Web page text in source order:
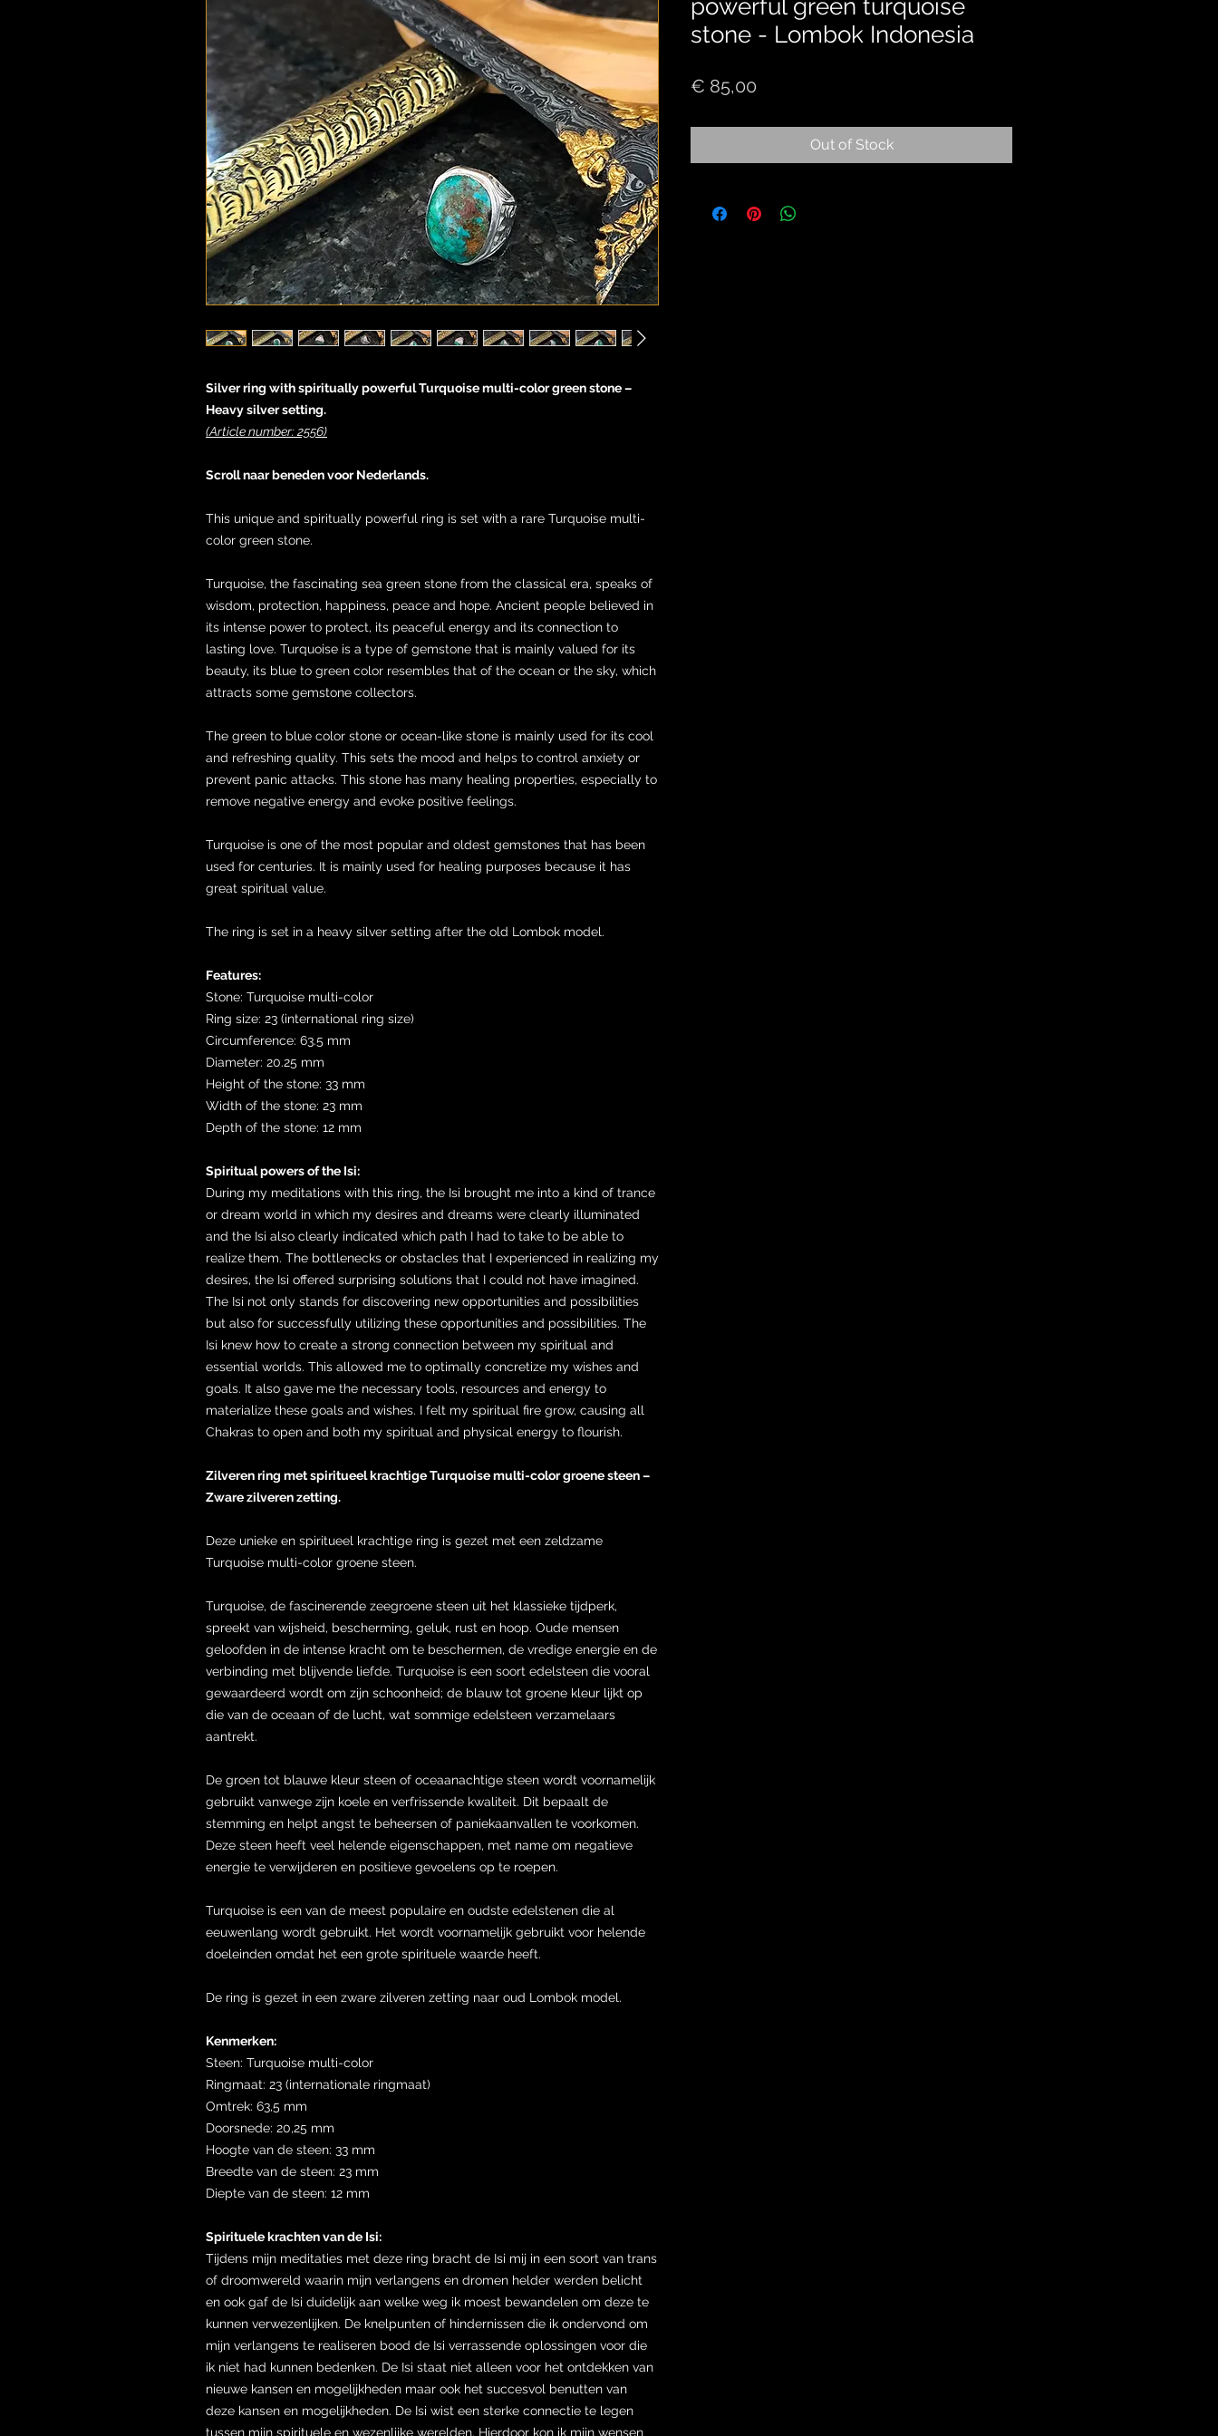
Silver ring with spiritually powerful Turquoise multi-color green stone –
Heavy silver setting.
(Article number: 2556)
Scroll naar beneden voor Nederlands.
This unique and spiritually powerful ring is set with a rare Turquoise multi-
color green stone.
Turquoise, the fascinating sea green stone from the classical era, speaks of
wisdom, protection, happiness, peace and hope. Ancient people believed in
its intense power to protect, its peaceful energy and its connection to
lasting love. Turquoise is a type of gemstone that is mainly valued for its
beauty, its blue to green color resembles that of the ocean or the sky, which
attracts some gemstone collectors.
The green to blue color stone or ocean-like stone is mainly used for its cool
and refreshing quality. This sets the mood and helps to control anxiety or
prevent panic attacks. This stone has many healing properties, especially to
remove negative energy and evoke positive feelings.
Turquoise is one of the most popular and oldest gemstones that has been
used for centuries. It is mainly used for healing purposes because it has
great spiritual value.
The ring is set in a heavy silver setting after the old Lombok model.
Features:
Stone: Turquoise multi-color
Ring size: 23 (international ring size)
Circumference: 63.5 mm
Diameter: 20.25 mm
Height of the stone: 33 mm
Width of the stone: 23 mm
Depth of the stone: 12 mm
Spiritual powers of the Isi:
During my meditations with this ring, the Isi brought me into a kind of trance
or dream world in which my desires and dreams were clearly illuminated
and the Isi also clearly indicated which path I had to take to be able to
realize them. The bottlenecks or obstacles that I experienced in realizing my
desires, the Isi offered surprising solutions that I could not have imagined.
The Isi not only stands for discovering new opportunities and possibilities
but also for successfully utilizing these opportunities and possibilities. The
Isi knew how to create a strong connection between my spiritual and
essential worlds. This allowed me to optimally concretize my wishes and
goals. It also gave me the necessary tools, resources and energy to
materialize these goals and wishes. I felt my spiritual fire grow, causing all
Chakras to open and both my spiritual and physical energy to flourish.
Zilveren ring met spiritueel krachtige Turquoise multi-color groene steen –
Zware zilveren zetting.
Deze unieke en spiritueel krachtige ring is gezet met een zeldzame
Turquoise multi-color groene steen.
Turquoise, de fascinerende zeegroene steen uit het klassieke tijdperk,
spreekt van wijsheid, bescherming, geluk, rust en hoop. Oude mensen
geloofden in de intense kracht om te beschermen, de vredige energie en de
verbinding met blijvende liefde. Turquoise is een soort edelsteen die vooral
gewaardeerd wordt om zijn schoonheid; de blauw tot groene kleur lijkt op
die van de oceaan of de lucht, wat sommige edelsteen verzamelaars
aantrekt.
De groen tot blauwe kleur steen of oceaanachtige steen wordt voornamelijk
gebruikt vanwege zijn koele en verfrissende kwaliteit. Dit bepaalt de
stemming en helpt angst te beheersen of paniekaanvallen te voorkomen.
Deze steen heeft veel helende eigenschappen, met name om negatieve
energie te verwijderen en positieve gevoelens op te roepen.
Turquoise is een van de meest populaire en oudste edelstenen die al
eeuwenlang wordt gebruikt. Het wordt voornamelijk gebruikt voor helende
doeleinden omdat het een grote spirituele waarde heeft.
De ring is gezet in een zware zilveren zetting naar oud Lombok model.
Kenmerken:
Steen: Turquoise multi-color
Ringmaat: 23 (internationale ringmaat)
Omtrek: 63,5 mm
Doorsnede: 20,25 mm
Hoogte van de steen: 33 mm
Breedte van de steen: 23 mm
Diepte van de steen: 12 mm
Spirituele krachten van de Isi:
Tijdens mijn meditaties met deze ring bracht de Isi mij in een soort van trans
of droomwereld waarin mijn verlangens en dromen helder werden belicht
en ook gaf de Isi duidelijk aan welke weg ik moest bewandelen om deze te
kunnen verwezenlijken. De knelpunten of hindernissen die ik ondervond om
mijn verlangens te realiseren bood de Isi verrassende oplossingen voor die
ik niet had kunnen bedenken. De Isi staat niet alleen voor het ontdekken van
nieuwe kansen en mogelijkheden maar ook het succesvol benutten van
deze kansen en mogelijkheden. De Isi wist een sterke connectie te legen
tussen mijn spirituele en wezenlijke werelden. Hierdoor kon ik mijn wensen
powerful green turquoise
stone - Lombok Indonesia
€ 85,00
Out of Stock